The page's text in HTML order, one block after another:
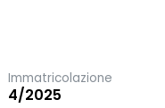
Immatricolazione
4/2025